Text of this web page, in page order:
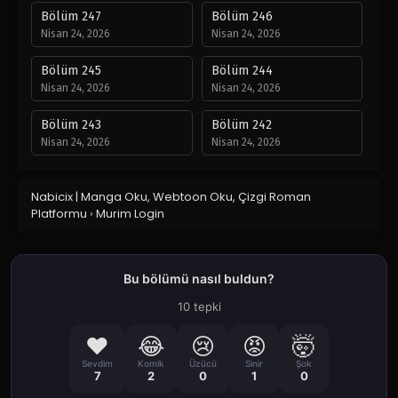
Bölüm 247
Nisan 24, 2026
Bölüm 246
Nisan 24, 2026
Bölüm 245
Nisan 24, 2026
Bölüm 244
Nisan 24, 2026
Bölüm 243
Nisan 24, 2026
Bölüm 242
Nisan 24, 2026
Nisan 24, 2026 Nisan 24, 2026
Bölüm 236
Nisan 24, 2026
Bölüm 235
Nisan 24, 2026
Bölüm 234
Nisan 24, 2026
Nabicix | Manga Oku, Webtoon Oku, Çizgi Roman
Platformu › Murim Login
Bu bölümü nasıl buldun?
10 tepki
❤️
Sevdim
7
😂
Komik
2
😢
Üzücü
0
😡
Sinir
1
🤯
Şok
0